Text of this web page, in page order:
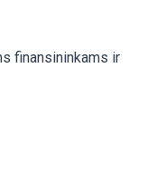
finansininkams ir